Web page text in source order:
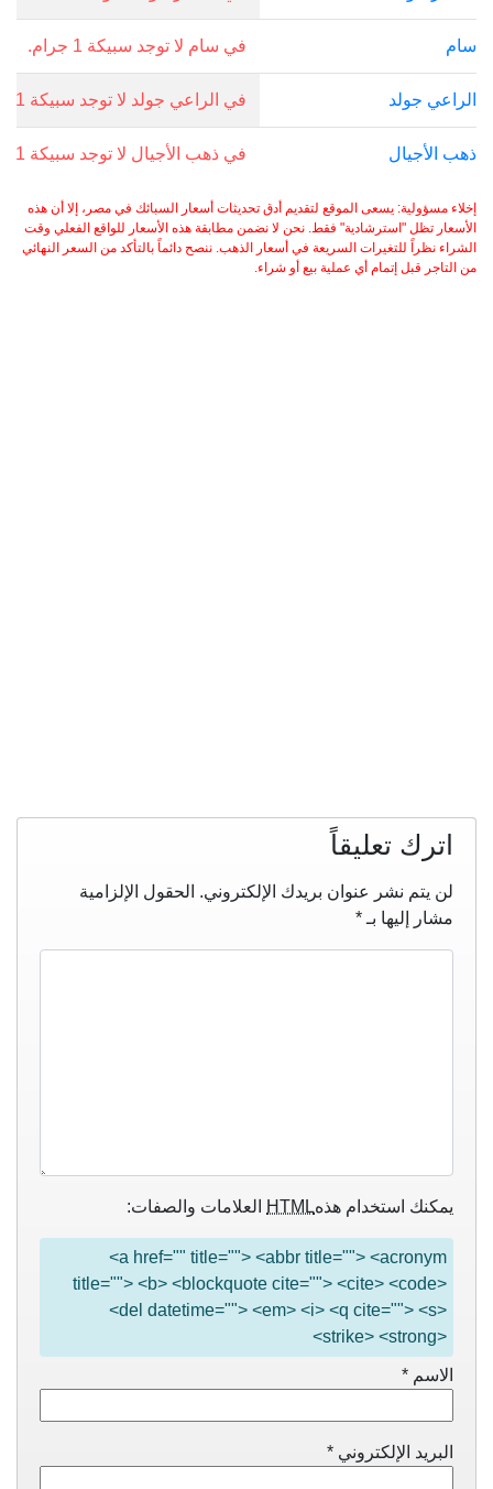
سام في سام لا توجد سبيكة 1 جرام.
الراعي جولد في الراعي جولد لا توجد سبيكة 1 جرام.
ذهب الأجيال في ذهب الأجيال لا توجد سبيكة 1 جرام.
إخلاء مسؤولية: يسعى الموقع لتقديم أدق تحديثات أسعار السبائك في مصر، إلا أن هذه
الأسعار تظل "استرشادية" فقط. نحن لا نضمن مطابقة هذه الأسعار للواقع الفعلي وقت
الشراء نظراً للتغيرات السريعة في أسعار الذهب. ننصح دائماً بالتأكد من السعر النهائي
من التاجر قبل إتمام أي عملية بيع أو شراء.
اترك تعليقاً
لن يتم نشر عنوان بريدك الإلكتروني. الحقول الإلزامية
مشار إليها بـ *
يمكنك استخدام هذهHTML العلامات والصفات:
<a href="" title=""> <abbr title=""> <acronym
title=""> <b> <blockquote cite=""> <cite> <code>
<del datetime=""> <em> <i> <q cite=""> <s>
<strike> <strong>
الاسم *
البريد الإلكتروني *